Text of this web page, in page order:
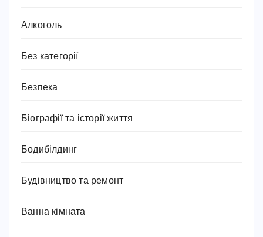
Алкоголь
Без категорії
Безпека
Біографії та історії життя
Бодибілдинг
Будівництво та ремонт
Ванна кімната